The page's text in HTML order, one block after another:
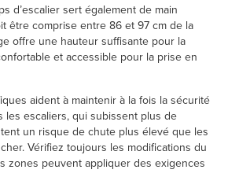
d’escalier sert également de main
être comprise entre 86 et 97 cm de la
offre une hauteur suffisante pour la
et accessible pour la prise en
aident à maintenir à la fois la sécurité
les escaliers, qui subissent plus de
un risque de chute plus élevé que les
Vérifiez toujours les modifications du
zones peuvent appliquer des exigences